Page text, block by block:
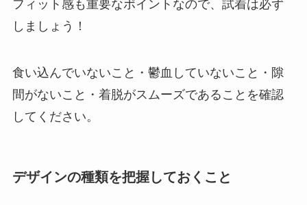
フィット感も重要なポイントなので、試着は必ず
しましょう！
食い込んでいないこと・鬱血していないこと・隙
間がないこと・着脱がスムーズであることを確認
してください。
デザインの種類を把握しておくこと